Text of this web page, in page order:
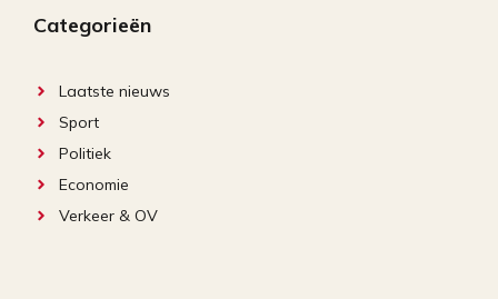
Categorieën
Laatste nieuws
Sport
Politiek
Economie
Verkeer & OV